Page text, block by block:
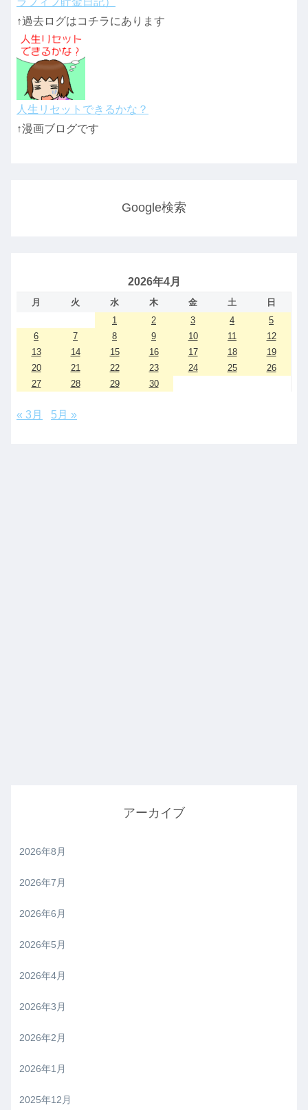
↑過去ログはコチラにあります
人生リセットできるかな？
↑漫画ブログです
Google検索
2026年4月
月 火 水 木 金 土
日
1
2 3 4
5
6
7 8 9 10 11
12
13
14 15 16 17 18
19
20
21 22 23 24 25
26
27
28 29 30
« 3月 5月 »
アーカイブ
2026年8月
2026年7月
2026年6月
2026年5月
2026年4月
2026年3月
2026年2月
2026年1月
2025年12月